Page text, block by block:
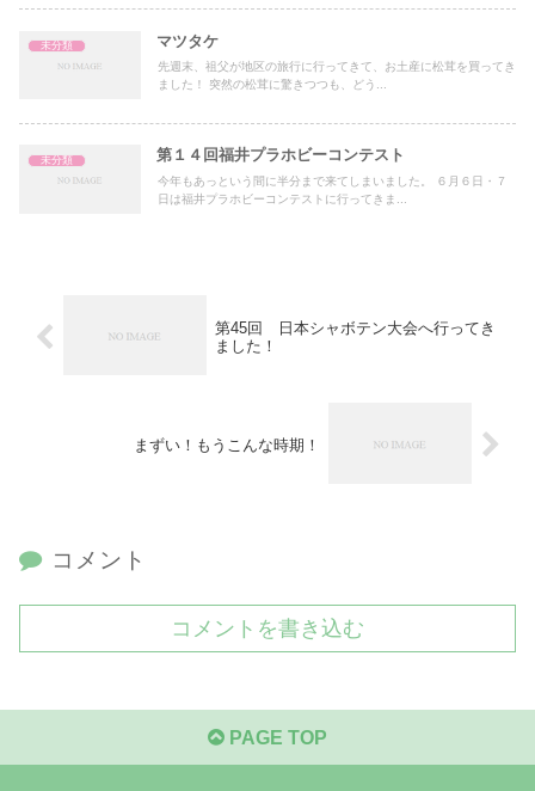
未分類 マツタケ
先週末、祖父が地区の旅行に行ってきて、お土産に松茸を買ってき
ました！ 突然の松茸に驚きつつも、どう...
未分類 第１４回福井プラホビーコンテスト
今年もあっという間に半分まで来てしまいました。 ６月６日・７
日は福井プラホビーコンテストに行ってきま...
第45回 日本シャボテン大会へ行ってき
ました！
まずい！もうこんな時期！
コメント
コメントを書き込む
PAGE TOP